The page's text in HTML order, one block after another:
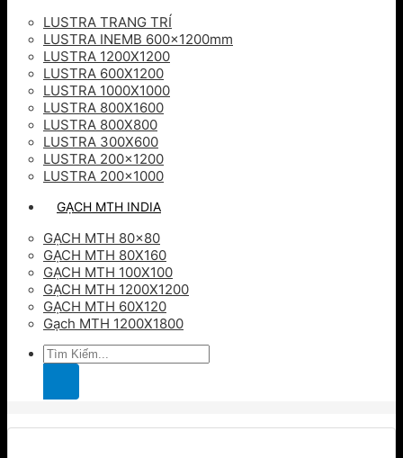
LUSTRA TRANG TRÍ
LUSTRA INEMB 600x1200mm
LUSTRA 1200X1200
LUSTRA 600X1200
LUSTRA 1000X1000
LUSTRA 800X1600
LUSTRA 800X800
LUSTRA 300X600
LUSTRA 200×1200
LUSTRA 200×1000
GẠCH MTH INDIA
GẠCH MTH 80×80
GẠCH MTH 80X160
GẠCH MTH 100X100
GẠCH MTH 1200X1200
GẠCH MTH 60X120
Gạch MTH 1200X1800
Tìm
kiếm: